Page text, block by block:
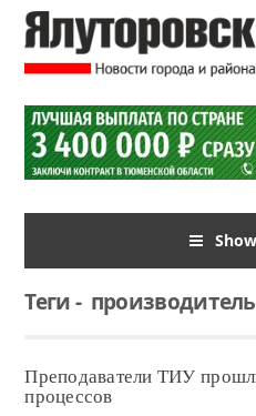
Теги-
Преподаватели ТИУ
процессов